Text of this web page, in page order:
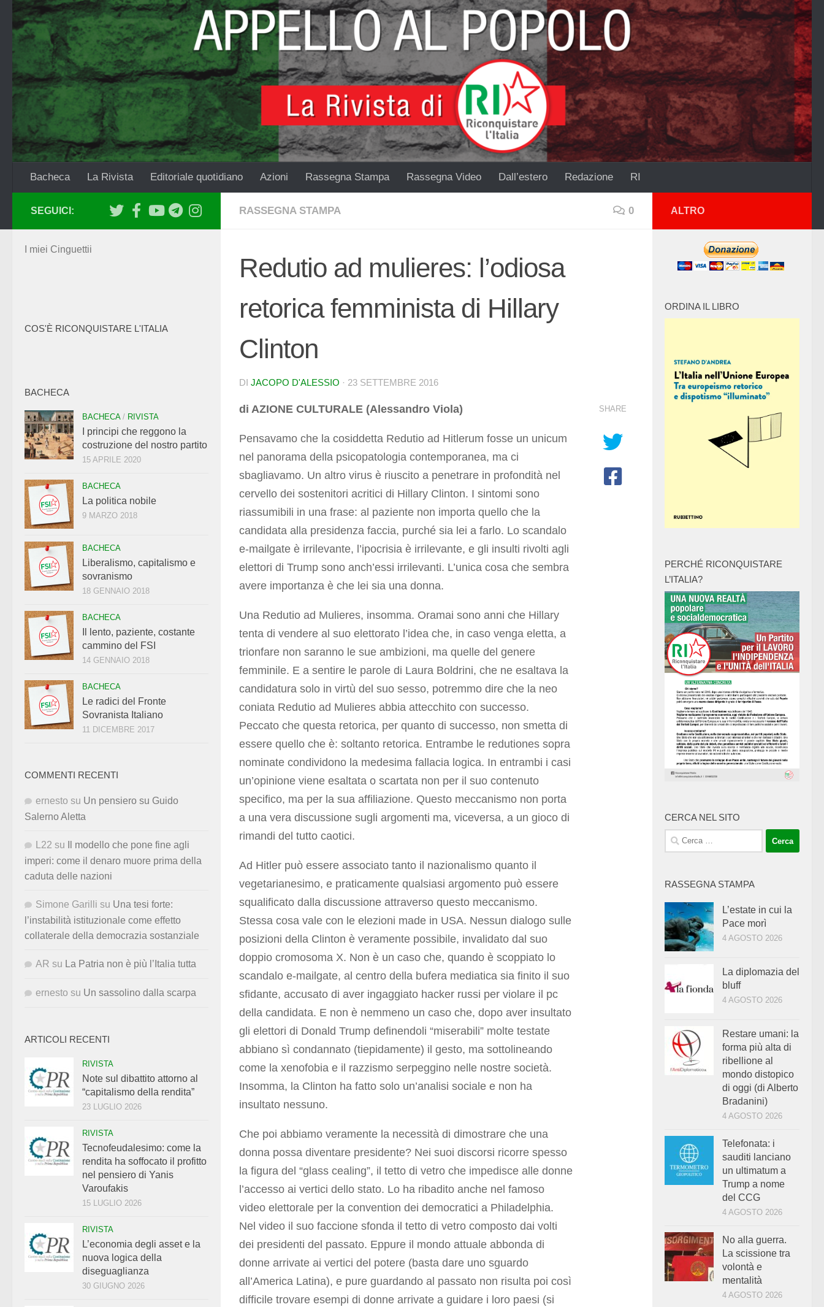
Salta al contenuto
Bacheca La Rivista Editoriale quotidiano Azioni Rassegna Stampa Rassegna Video Dall’estero Redazione RI
RASSEGNA STAMPA 0
Redutio ad mulieres: l’odiosa
retorica femminista di Hillary
Clinton
DI JACOPO D'ALESSIO · 23 SETTEMBRE 2016
di AZIONE CULTURALE (Alessandro Viola)
Pensavamo che la cosiddetta Redutio ad Hitlerum fosse un unicum
nel panorama della psicopatologia contemporanea, ma ci
sbagliavamo. Un altro virus è riuscito a penetrare in profondità nel
cervello dei sostenitori acritici di Hillary Clinton. I sintomi sono
riassumibili in una frase: al paziente non importa quello che la
candidata alla presidenza faccia, purché sia lei a farlo. Lo scandalo
e-mailgate è irrilevante, l’ipocrisia è irrilevante, e gli insulti rivolti agli
elettori di Trump sono anch’essi irrilevanti. L’unica cosa che sembra
avere importanza è che lei sia una donna.
Una Redutio ad Mulieres, insomma. Oramai sono anni che Hillary
tenta di vendere al suo elettorato l’idea che, in caso venga eletta, a
trionfare non saranno le sue ambizioni, ma quelle del genere
femminile. E a sentire le parole di Laura Boldrini, che ne esaltava la
candidatura solo in virtù del suo sesso, potremmo dire che la neo
coniata Redutio ad Mulieres abbia attecchito con successo.
Peccato che questa retorica, per quanto di successo, non smetta di
essere quello che è: soltanto retorica. Entrambe le redutiones sopra
nominate condividono la medesima fallacia logica. In entrambi i casi
un’opinione viene esaltata o scartata non per il suo contenuto
specifico, ma per la sua affiliazione. Questo meccanismo non porta
a una vera discussione sugli argomenti ma, viceversa, a un gioco di
rimandi del tutto caotici.
Ad Hitler può essere associato tanto il nazionalismo quanto il
vegetarianesimo, e praticamente qualsiasi argomento può essere
squalificato dalla discussione attraverso questo meccanismo.
Stessa cosa vale con le elezioni made in USA. Nessun dialogo sulle
posizioni della Clinton è veramente possibile, invalidato dal suo
doppio cromosoma X. Non è un caso che, quando è scoppiato lo
scandalo e-mailgate, al centro della bufera mediatica sia finito il suo
sfidante, accusato di aver ingaggiato hacker russi per violare il pc
della candidata. E non è nemmeno un caso che, dopo aver insultato
gli elettori di Donald Trump definendoli “miserabili” molte testate
abbiano sì condannato (tiepidamente) il gesto, ma sottolineando
come la xenofobia e il razzismo serpeggino nelle nostre società.
Insomma, la Clinton ha fatto solo un’analisi sociale e non ha
insultato nessuno.
Che poi abbiamo veramente la necessità di dimostrare che una
donna possa diventare presidente? Nei suoi discorsi ricorre spesso
la figura del “glass cealing”, il tetto di vetro che impedisce alle donne
l’accesso ai vertici dello stato. Lo ha ribadito anche nel famoso
video elettorale per la convention dei democratici a Philadelphia.
Nel video il suo faccione sfonda il tetto di vetro composto dai volti
dei presidenti del passato. Eppure il mondo attuale abbonda di
donne arrivate ai vertici del potere (basta dare uno sguardo
all’America Latina), e pure guardando al passato non risulta poi così
difficile trovare esempi di donne arrivate a guidare i loro paesi (si
SHARE
SEGUICI:
I miei Cinguettii
COS'È RICONQUISTARE L'ITALIA
BACHECA
BACHECA/ RIVISTA
I principi che reggono la
costruzione del nostro partito
15 APRILE 2020
BACHECA
La politica nobile
9 MARZO 2018
BACHECA
Liberalismo, capitalismo e
sovranismo
18 GENNAIO 2018
BACHECA
Il lento, paziente, costante
cammino del FSI
14 GENNAIO 2018
BACHECA
Le radici del Fronte
Sovranista Italiano
11 DICEMBRE 2017
COMMENTI RECENTI
ernesto su Un pensiero su Guido
Salerno Aletta
L22 su
Il modello che pone fine agli
imperi: come il denaro muore prima della
caduta delle nazioni
Simone Garilli su Una tesi forte:
l’instabilità istituzionale come effetto
collaterale della democrazia sostanziale
AR su La Patria non è più l’Italia tutta
ernesto su Un sassolino dalla scarpa
ARTICOLI RECENTI
RIVISTA
Note sul dibattito attorno al
“capitalismo della rendita”
23 LUGLIO 2026
RIVISTA
Tecnofeudalesimo: come la
rendita ha soffocato il profitto
nel pensiero di Yanis
Varoufakis
15 LUGLIO 2026
RIVISTA
L’economia degli asset e la
nuova logica della
diseguaglianza
30 GIUGNO 2026
ALTRO
ORDINA IL LIBRO
PERCHÉ RICONQUISTARE
L’ITALIA?
CERCA NEL SITO
Ricerca
per:
RASSEGNA STAMPA
L’estate in cui la
Pace morì
4 AGOSTO 2026
La diplomazia del
bluff
4 AGOSTO 2026
Restare umani: la
forma più alta di
ribellione al
mondo distopico
di oggi (di Alberto
Bradanini)
4 AGOSTO 2026
Telefonata: i
sauditi lanciano
un ultimatum a
Trump a nome
del CCG
4 AGOSTO 2026
No alla guerra.
La scissione tra
volontà e
mentalità
4 AGOSTO 2026